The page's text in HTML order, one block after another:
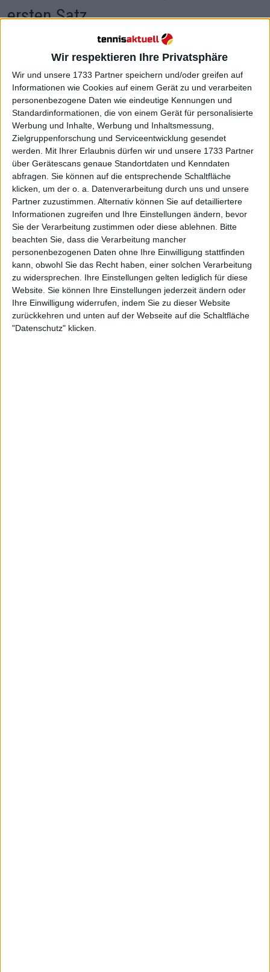
Wir respektieren Ihre Privatsphäre
Wir und unsere 1733 Partner speichern und/oder greifen auf
Informationen wie Cookies auf einem Gerät zu und verarbeiten
personenbezogene Daten wie eindeutige Kennungen und
Standardinformationen, die von einem Gerät für personalisierte
Werbung und Inhalte, Werbung und Inhaltsmessung,
Zielgruppenforschung und Serviceentwicklung gesendet
werden.
Mit Ihrer Erlaubnis dürfen wir und unsere 1733 Partner
über Gerätescans genaue Standortdaten und Kenndaten
abfragen. Sie können auf die entsprechende Schaltfläche
klicken, um der o. a. Datenverarbeitung durch uns und unsere
Partner zuzustimmen. Alternativ können Sie auf detailliertere
Informationen zugreifen und Ihre Einstellungen ändern, bevor
Sie der Verarbeitung zustimmen oder diese ablehnen.
Bitte
beachten Sie, dass die Verarbeitung mancher
personenbezogenen Daten ohne Ihre Einwilligung stattfinden
kann, obwohl Sie das Recht haben, einer solchen Verarbeitung
zu widersprechen. Ihre Einstellungen gelten lediglich für diese
Website. Sie können Ihre Einstellungen jederzeit ändern oder
Ihre Einwilligung widerrufen, indem Sie zu dieser Website
zurückkehren und unten auf der Webseite auf die Schaltfläche
"Datenschutz" klicken.
ersten Satz
Der Eröffnungssatz war von hochklassigem Tennis
und starken Aufschlagspielen geprägt. Mensik
dominierte mit zehn Assen, während Fritz fünf
erzielte. Trotz seiner Jugend zeigte der Tscheche
keine Nervosität auf der großen Bühne und